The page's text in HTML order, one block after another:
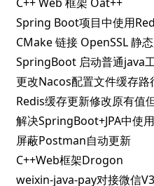
CMake 链接 OpenSSL 静
SpringBoot 启动普通java
更改Nacos配置文件缓存路
Redis缓存更新修改原有值
屏蔽Postman自动更新
C++Web框架Drogon
weixin-java-pay对接微信